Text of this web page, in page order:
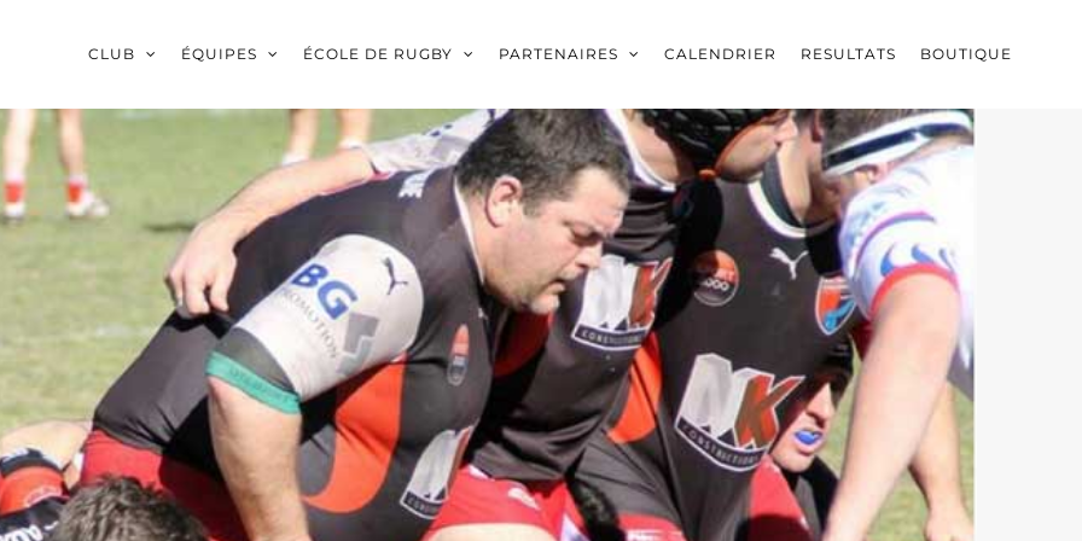
CLUB ÉQUIPES ÉCOLE DE RUGBY PARTENAIRES CALENDRIER RESULTATS BOUTIQUE